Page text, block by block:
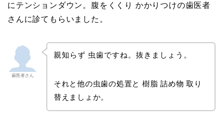
にテンションダウン。腹をくくり かかりつけの歯医者
さんに診てもらいました。
歯医者さん
親知らず 虫歯ですね。抜きましょう。
それと他の虫歯の処置と 樹脂 詰め物 取り
替えましょか。